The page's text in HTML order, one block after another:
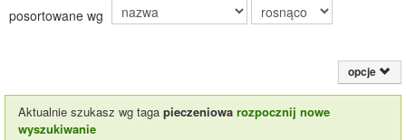
Słownik
Kontakt
posortowane wg
opcje
Aktualnie szukasz wg taga pieczeniowa rozpocznij nowe
wyszukiwanie